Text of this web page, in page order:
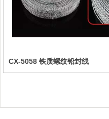
CX-5058 铁质螺纹铅封线